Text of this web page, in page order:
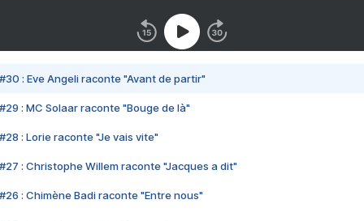
#30 : Eve Angeli raconte "Avant de partir"
#29 : MC Solaar raconte "Bouge de là"
#28 : Lorie raconte "Je vais vite"
#27 : Christophe Willem raconte "Jacques a dit"
#26 : Chimène Badi raconte "Entre nous"